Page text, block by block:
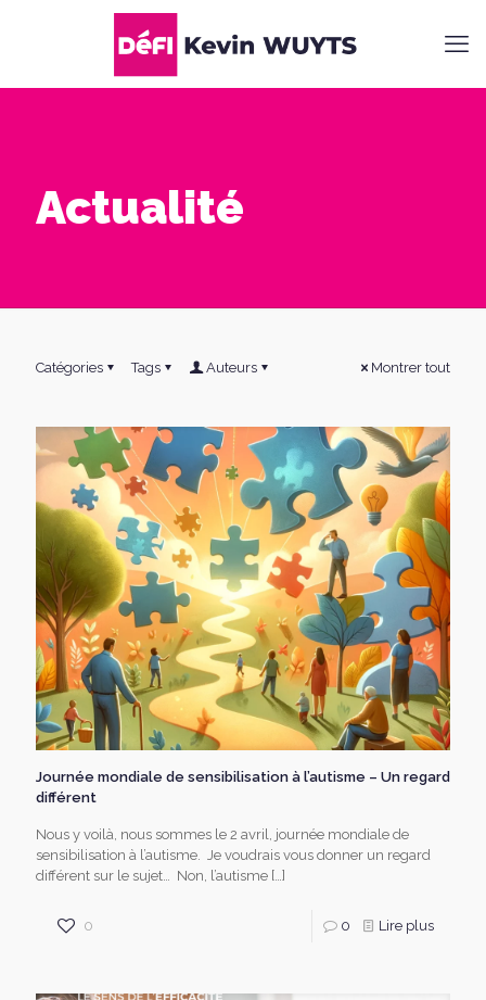
Actualité
Catégories Tags Auteurs Montrer tout
Journée mondiale de sensibilisation à l’autisme – Un regard
différent
Nous y voilà, nous sommes le 2 avril, journée mondiale de
sensibilisation à l’autisme. Je voudrais vous donner un regard
différent sur le sujet… Non, l’autisme […]
0 0 Lire plus